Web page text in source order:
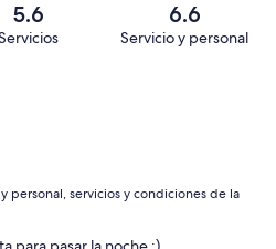
5.6 6.6
Servicio y personal
personal, servicios y condiciones de la